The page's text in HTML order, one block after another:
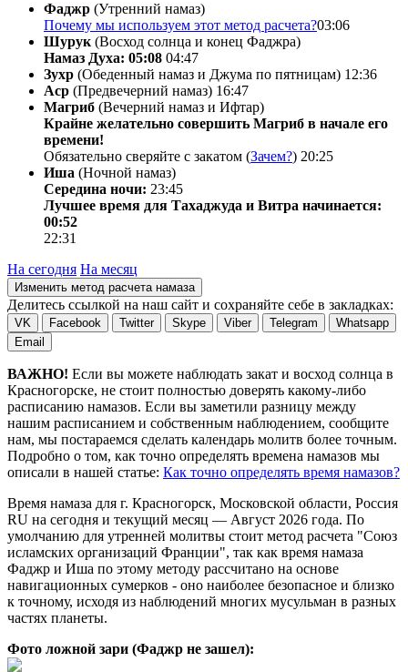
Фаджр (Утренний намаз)
Почему мы используем этот метод расчета?03:06
Шурук (Восход солнца и конец Фаджра)
Намаз Духа: 05:08 04:47
Зухр (Обеденный намаз и Джума по пятницам) 12:36
Аср (Предвечерний намаз) 16:47
Магриб (Вечерний намаз и Ифтар)
Крайне желательно совершить Магриб в начале его
времени!
Обязательно сверяйте с закатом (Зачем?) 20:25
Иша (Ночной намаз)
Середина ночи: 23:45
Лучшее время для Тахаджуда и Витра начинается:
00:52
22:31
На сегодня На месяц
Изменить метод расчета намаза
Делитесь ссылкой на наш сайт и сохраняйте себе в закладках:
VK Facebook Twitter Skype Viber Telegram
Whatsapp
Email
ВАЖНО! Если вы можете наблюдать закат и восход солнца в
Красногорске, не стоит полностью доверять какому-либо
расписанию намазов. Если вы заметили разницу между
нашим расписанием и собственным наблюдением, сообщите
нам, мы постараемся сделать календарь молитв более точным.
Подробно о том, как точно определять времена намазов мы
описали в нашей статье: Как точно определять время намазов?
Время намаза для г. Красногорск, Московской области, Россия
RU на сегодня и текущий месяц — Август 2026 года. По
умолчанию для утренней молитвы стоит метод расчета "Союз
исламских организаций Франции", так как время намаза
Фаджр и Иша по этому методу рассчитано на основе
навигационных сумерков - оно наиболее безопасное и близко
к точному, исходя из наблюдений многих мусульман в разных
частях планеты.
Фото ложной зари (Фаджр не зашел):